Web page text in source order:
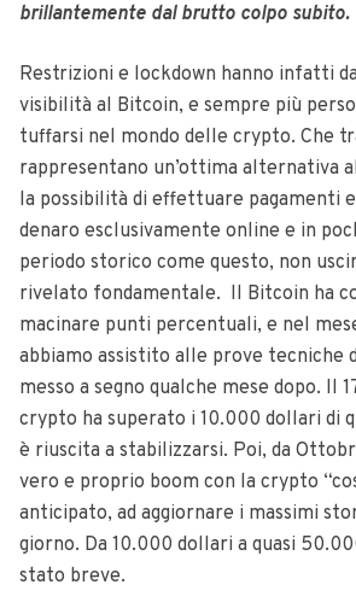
brillantemente dal brutto colpo subito.
Restrizioni e lockdown hanno infatti
visibilità al Bitcoin, e sempre più
tuffarsi nel mondo delle crypto. Che
rappresentano un’ottima alternativa
la possibilità di effettuare pagamenti
denaro esclusivamente online e in
periodo storico come questo, non
rivelato fondamentale. Il Bitcoin ha
macinare punti percentuali, e nel
abbiamo assistito alle prove tecniche
messo a segno qualche mese dopo. Il
crypto ha superato i 10.000 dollari di
è riuscita a stabilizzarsi. Poi, da
vero e proprio boom con la crypto
anticipato, ad aggiornare i massimi
giorno. Da 10.000 dollari a quasi
stato breve.